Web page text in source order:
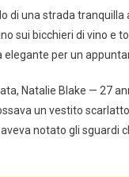
di una strada
sui bicchieri di vino e
elegante per un
Natalie Blake — 27
un vestito
notato gli sguardi